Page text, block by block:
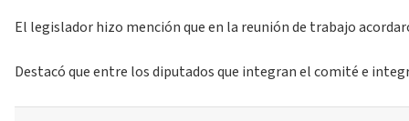
El legislador hizo mención que en la reunión de trabajo
Destacó que entre los diputados que integran el comité e